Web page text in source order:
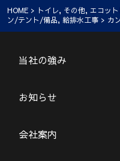
HOME > トイレ, その他, エコッ
ン/テント/備品, 給排水工事 > カ
当社の強み
お知らせ
会社案内